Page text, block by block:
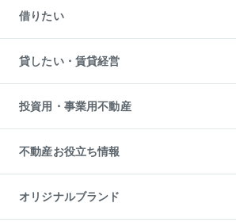
中古一戸建ての購入
不動産購入の流れ
注目キーワード物件特集
購入ガイド
English 繁体中文簡体中文
一戸建ての売却・査定
土地の売却・査定
スピードAI査定
不動産査定について
不動産売却の流れ
不動産買換えの流れ
売却ガイド
借りたい
オフィス・店舗の賃貸
借りるときの流れ
借りるガイド
貸したい・賃貸経営
マンション賃料データ
賃貸管理プラン
リロケーションについて
貸すガイド
投資用・事業用不動産
事業用不動産
マンション投資
投資用マンション
アパート経営
不動産お役立ち情報
マンションライブラリー
人気マンションランキング
暮らしに役立つ不動産メディア
オリジナルブランド